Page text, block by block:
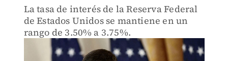
La tasa de interés de la Reserva Federal
de Estados Unidos se mantiene en un
rango de 3.50% a 3.75%.